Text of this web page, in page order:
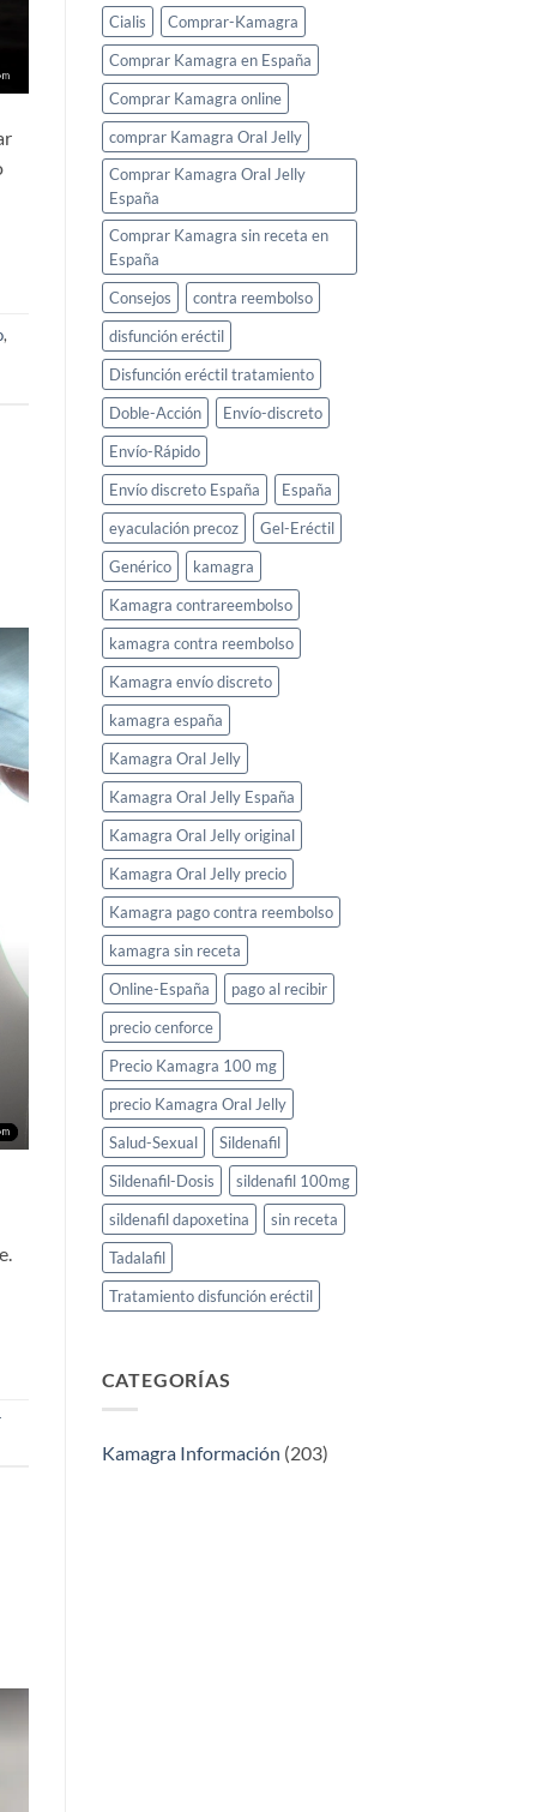
,
Cialis
Comprar-Kamagra
Comprar Kamagra en España
Comprar Kamagra online
comprar Kamagra Oral Jelly
Comprar Kamagra Oral Jelly
España
Comprar Kamagra sin receta en
España
Consejos
contra reembolso
disfunción eréctil
Disfunción eréctil tratamiento
Doble-Acción
Envío-discreto
Envío-Rápido
Envío discreto España
España
eyaculación precoz
Gel-Eréctil
Genérico
kamagra
Kamagra contrareembolso
kamagra contra reembolso
Kamagra envío discreto
kamagra españa
Kamagra Oral Jelly
Kamagra Oral Jelly España
Kamagra Oral Jelly original
Kamagra Oral Jelly precio
Kamagra pago contra reembolso
kamagra sin receta
Online-España
pago al recibir
precio cenforce
Precio Kamagra 100 mg
precio Kamagra Oral Jelly
Salud-Sexual
Sildenafil
Sildenafil-Dosis
sildenafil 100mg
sildenafil dapoxetina
sin receta
Tadalafil
Tratamiento disfunción eréctil
CATEGORÍAS
Kamagra Información (203)